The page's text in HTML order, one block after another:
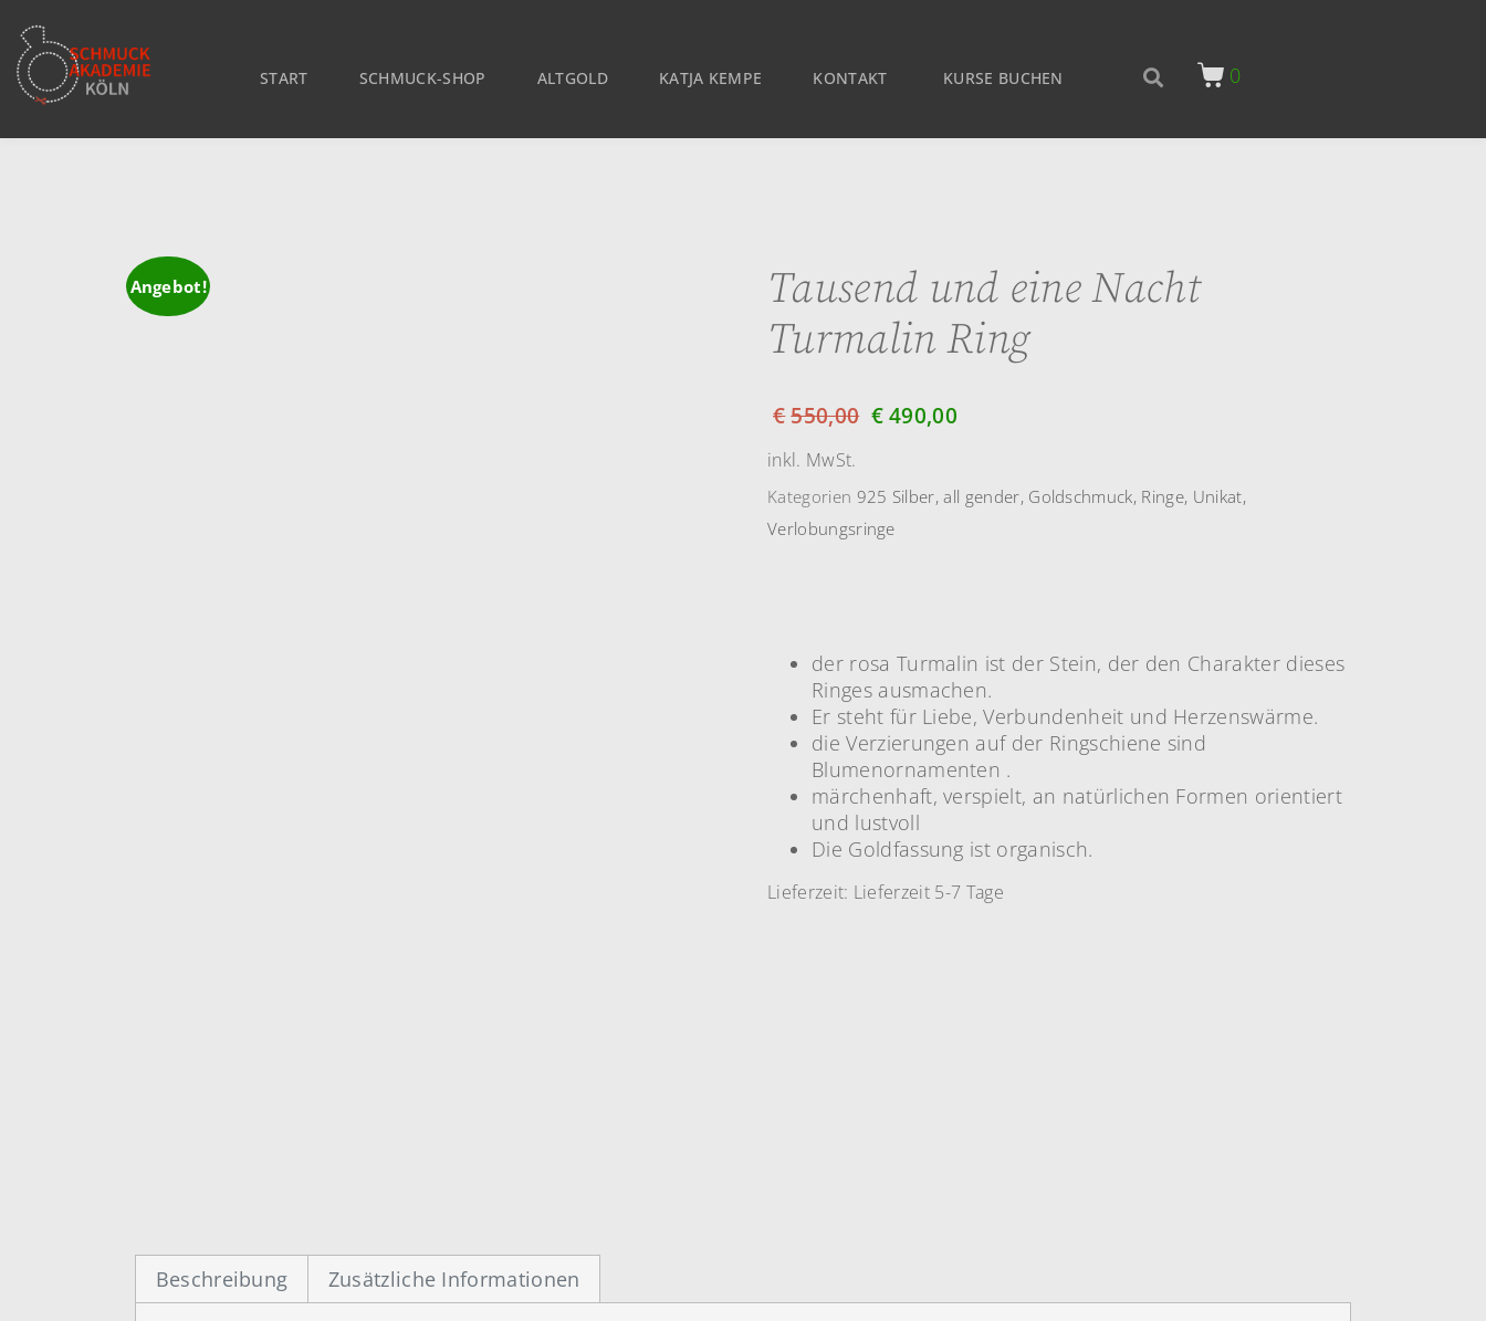
START SCHMUCK-SHOP ALTGOLD KATJA KEMPE KONTAKT KURSE BUCHEN 0
Angebot!
Tausend und eine Nacht
Turmalin Ring
€550,00 €490,00
inkl. MwSt.
Kategorien 925 Silber,all gender, Goldschmuck, Ringe, Unikat,
Verlobungsringe
der rosa Turmalin ist der Stein, der den Charakter dieses
Ringes ausmachen.
Er steht für Liebe, Verbundenheit und Herzenswärme.
die Verzierungen auf der Ringschiene sind
Blumenornamenten .
märchenhaft, verspielt, an natürlichen Formen orientiert
und lustvoll
Die Goldfassung ist organisch.
Lieferzeit: Lieferzeit 5-7 Tage
Beschreibung Zusätzliche Informationen